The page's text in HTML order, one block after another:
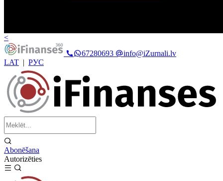
<
67280693
info@iZurnali.lv
LAT | РУС
Abonēšana
Autorizēties